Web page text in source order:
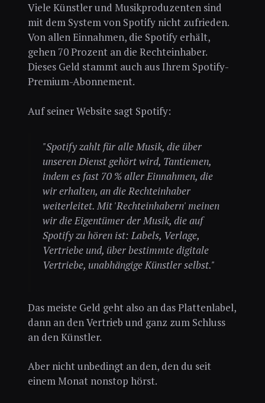
Viele Künstler und Musikproduzenten sind
mit dem System von Spotify nicht zufrieden.
Von allen Einnahmen, die Spotify erhält,
gehen 70 Prozent an die Rechteinhaber.
Dieses Geld stammt auch aus Ihrem Spotify-
Premium-Abonnement.
Auf seiner Website sagt Spotify:
"Spotify zahlt für alle Musik, die über
unseren Dienst gehört wird, Tantiemen,
indem es fast 70 % aller Einnahmen, die
wir erhalten, an die Rechteinhaber
weiterleitet. Mit 'Rechteinhabern' meinen
wir die Eigentümer der Musik, die auf
Spotify zu hören ist: Labels, Verlage,
Vertriebe und, über bestimmte digitale
Vertriebe, unabhängige Künstler selbst."
Das meiste Geld geht also an das Plattenlabel,
dann an den Vertrieb und ganz zum Schluss
an den Künstler.
Aber nicht unbedingt an den, den du seit
einem Monat nonstop hörst.